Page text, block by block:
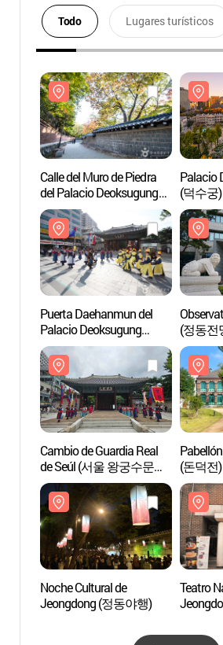
Todo Lugares turísticos
Calle del Muro de Piedra
del Palacio Deoksugung
(덕수궁 돌담길)
Palacio
(덕수궁)
Puerta Daehanmun del
Palacio Deoksugung
(덕수궁 대한문)
(정동전
Cambio de Guardia Real
de Seúl (서울 왕궁수문장
교대의식)
(돈덕전)
Noche Cultural de
Jeongdong (정동야행)
Teatro